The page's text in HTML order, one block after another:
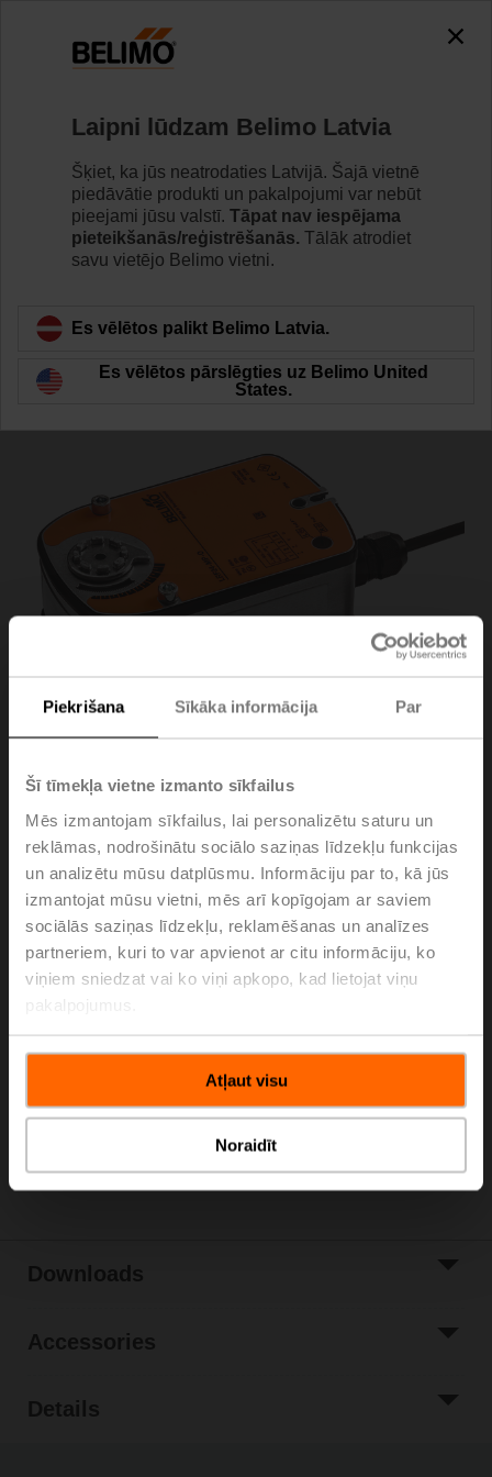
Piekrišana Sīkāka informācija Par
Šī tīmekļa vietne izmanto sīkfailus
Mēs izmantojam sīkfailus, lai personalizētu saturu un
reklāmas, nodrošinātu sociālo saziņas līdzekļu funkcijas
un analizētu mūsu datplūsmu. Informāciju par to, kā jūs
izmantojat mūsu vietni, mēs arī kopīgojam ar saviem
sociālās saziņas līdzekļu, reklamēšanas un analīzes
partneriem, kuri to var apvienot ar citu informāciju, ko
viņiem sniedzat vai ko viņi apkopo, kad lietojat viņu
Atļaut visu
Noraidīt
LRF24-MP
Learn more
Back to product category
LRF24-MP
Rotary actuator fail-safe NC, 4 Nm, AC/DC 24 V, MP-
Bus, 2...10 V, 75 s (75...300 s), IP54
Please contact your local Sales Representative for
Add to Cart
List
Downloads
Accessories
Details
Laipni lūdzam Belimo Latvia
Šķiet, ka jūs neatrodaties Latvijā. Šajā vietnē
piedāvātie produkti un pakalpojumi var nebūt
pieejami jūsu valstī. Tāpat nav iespējama
pieteikšanās/reģistrēšanās. Tālāk atrodiet
savu vietējo Belimo vietni.
Es vēlētos palikt Belimo Latvia.
Es vēlētos pārslēgties uz Belimo United
States.